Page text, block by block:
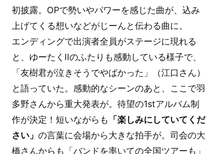
初披露。OPで勢いやパワーを感じた曲が、込み
上げてくる想いなどがじーんと伝わる曲に。
エンディングで出演者全員がステージに現れる
と、ゆーたくIIのふたりも感動している様子で、
「友樹君が泣きそうでやばかった」（江口さん）
と語っていた。感動的なシーンのあと、ここで羽
多野さんから重大発表が。待望の1stアルバム制
作が決定！短いながらも
「楽しみにしていてくだ
さい」 の言葉に会場から大きな拍手が。司会の大
橋さんからも「バンドを率いての全国ツアーも」